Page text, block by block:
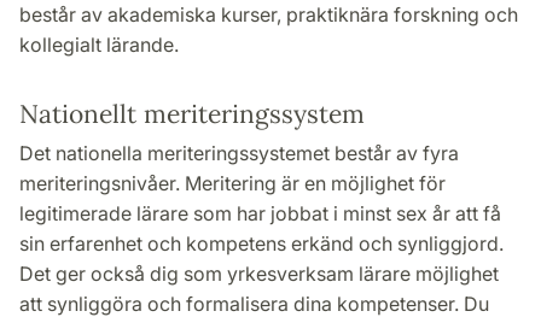
består av akademiska kurser, praktiknära forskning och
kollegialt lärande.
Nationellt meriteringssystem
Det nationella meriteringssystemet består av fyra
meriteringsnivåer. Meritering är en möjlighet för
legitimerade lärare som har jobbat i minst sex år att få
sin erfarenhet och kompetens erkänd och synliggjord.
Det ger också dig som yrkesverksam lärare möjlighet
att synliggöra och formalisera dina kompetenser. Du